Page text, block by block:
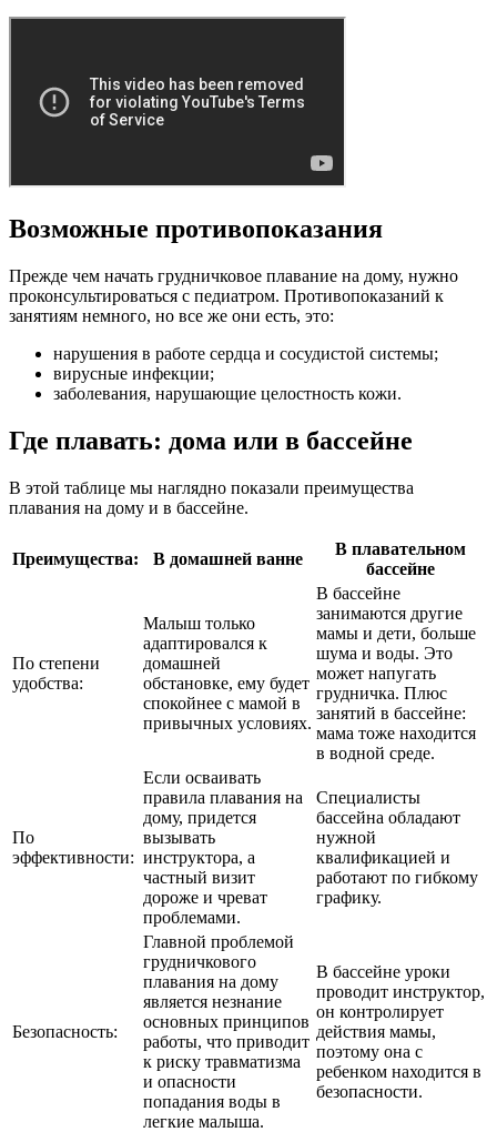
Возможные противопоказания
Прежде чем начать грудничковое плавание на дому, нужно
проконсультироваться с педиатром. Противопоказаний к
занятиям немного, но все же они есть, это:
нарушения в работе сердца и сосудистой системы;
вирусные инфекции;
заболевания, нарушающие целостность кожи.
Где плавать: дома или в бассейне
В этой таблице мы наглядно показали преимущества
плавания на дому и в бассейне.
Преимущества: В домашней ванне
В плавательном
бассейне
По степени
удобства:
Малыш только
адаптировался к
домашней
обстановке, ему будет
спокойнее с мамой в
привычных условиях.
В бассейне
занимаются другие
мамы и дети, больше
шума и воды. Это
может напугать
грудничка. Плюс
занятий в бассейне:
мама тоже находится
в водной среде.
По
эффективности:
Если осваивать
правила плавания на
дому, придется
вызывать
инструктора, а
частный визит
дороже и чреват
проблемами.
Специалисты
бассейна обладают
нужной
квалификацией и
работают по гибкому
графику.
Безопасность:
Главной проблемой
грудничкового
плавания на дому
является незнание
основных принципов
работы, что приводит
к риску травматизма
и опасности
попадания воды в
легкие малыша.
В бассейне уроки
проводит инструктор,
он контролирует
действия мамы,
поэтому она с
ребенком находится в
безопасности.